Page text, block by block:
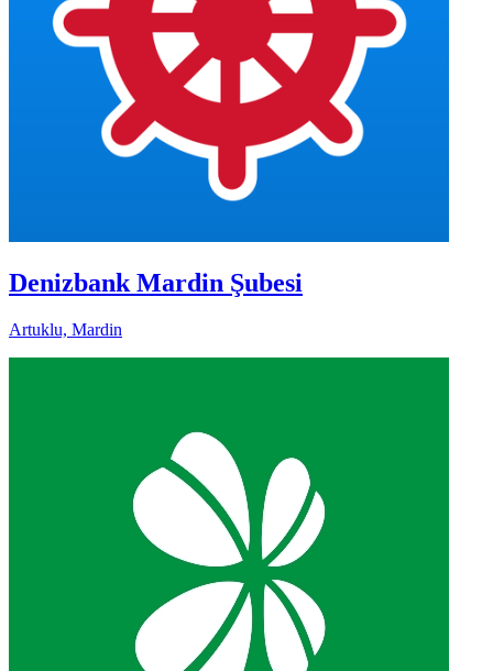
Denizbank Mardin Şubesi
Artuklu, Mardin